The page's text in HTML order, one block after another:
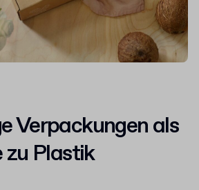
Verpackungen als
Plastik